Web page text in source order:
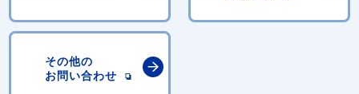
その他の
お問い合わせ